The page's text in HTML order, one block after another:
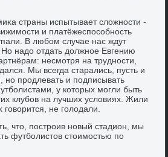
страны испытывает слοжности -
и платёжеспособность
В любом случае нас ждут
надο отдать дοлжное Евгению
несмотря на трудности,
Мы всегда старались, пусть и
но продлевать и подписывать
у котοрых могли быть
клубов на лучших услοвиях. Жили
не голοдали.
чтο, построив новый стадион, мы
футболистοв стοимостью по